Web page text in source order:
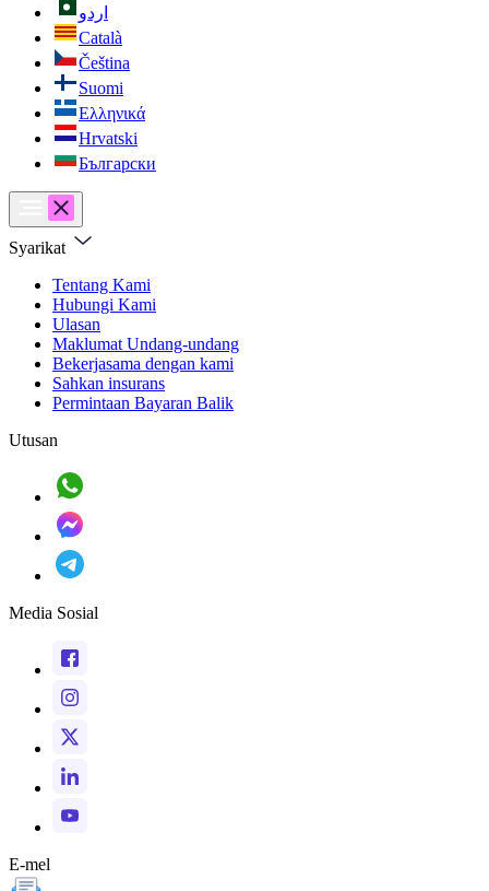
اردو
Català
Čeština
Suomi
Ελληνικά
Hrvatski
Български
Syarikat
Tentang Kami
Hubungi Kami
Ulasan
Maklumat Undang-undang
Bekerjasama dengan kami
Sahkan insurans
Permintaan Bayaran Balik
Utusan
Media Sosial
E-mel